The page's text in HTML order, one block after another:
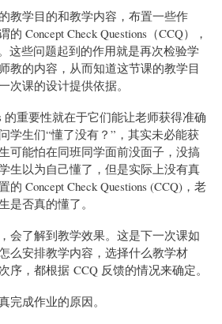
教学目的和教学内容，布置一些作
Concept Check Questions（CCQ），
这些问题起到的作用就是再次检验学
教的内容，从而知道这节课的教学目
次课的设计提供依据。
的重要性就在于它们能让老师获得准确
学生们“懂了没有？”，其实未必能获
可能怕在同班同学面前没面子，没搞
生以为自己懂了，但是实际上没有真
Concept Check Questions (CCQ)，老
是否真的懂了。
会了解到教学效果。这是下一次课如
么安排教学内容，选择什么教学材
序，都根据 CCQ 反馈的情况来确定。
完成作业的原因。